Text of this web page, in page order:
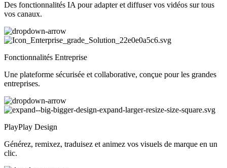
Des fonctionnalités IA pour adapter et diffuser vos vidéos sur tous
vos canaux.
Fonctionnalités Entreprise
Une plateforme sécurisée et collaborative, conçue pour les grandes
entreprises.
PlayPlay Design
Générez, remixez, traduisez et animez vos visuels de marque en un
clic.